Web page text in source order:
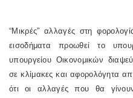
“Μικρές” αλλαγές στη
εισοδήματα προωθεί το
υπουργείου Οικονομικών
σε κλίμακες και αφορολόγητα
ότι οι αλλαγές που θα